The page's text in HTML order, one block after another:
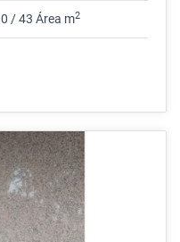
0 / 43 Área m2